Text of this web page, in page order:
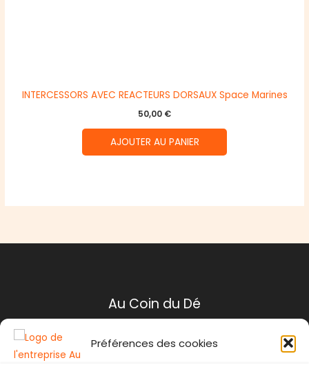
Préférences des cookies
INTERCESSORS AVEC REACTEURS DORSAUX Space Marines
50,00 €
AJOUTER AU PANIER
Au Coin du Dé
Mentions légales